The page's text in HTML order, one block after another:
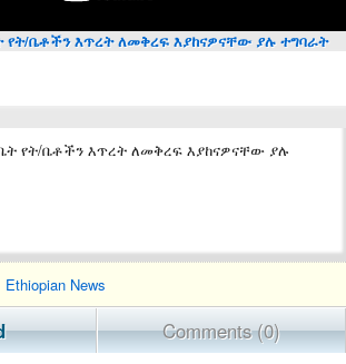
ቤቶችን እጥረት ለመቅረፍ እያከናዎናቸው ያሉ ተግባራት
የት/ቤቶችን እጥረት ለመቅረፍ እያከናዎናቸው ያሉ
Ethiopian News
Comments (0)